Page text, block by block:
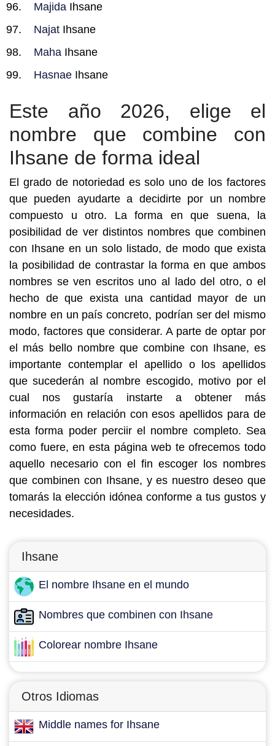
Majida Ihsane
Najat Ihsane
Maha Ihsane
Hasnae Ihsane
Este año 2026, elige el
nombre que combine con
Ihsane de forma ideal
El grado de notoriedad es solo uno de los factores
que pueden ayudarte a decidirte por un nombre
compuesto u otro. La forma en que suena, la
posibilidad de ver distintos nombres que combinen
con Ihsane en un solo listado, de modo que exista
la posibilidad de contrastar la forma en que ambos
nombres se ven escritos uno al lado del otro, o el
hecho de que exista una cantidad mayor de un
nombre en un país concreto, podrían ser del mismo
modo, factores que considerar. A parte de optar por
el más bello nombre que combine con Ihsane, es
importante contemplar el apellido o los apellidos
que sucederán al nombre escogido, motivo por el
cual nos gustaría instarte a obtener más
información en relación con esos apellidos para de
esta forma poder perciir el nombre completo. Sea
como fuere, en esta página web te ofrecemos todo
aquello necesario con el fin escoger los nombres
que combinen con Ihsane, y es nuestro deseo que
tomarás la elección idónea conforme a tus gustos y
necesidades.
Ihsane
El nombre Ihsane en el mundo
Nombres que combinen con Ihsane
Colorear nombre Ihsane
Otros Idiomas
Middle names for Ihsane